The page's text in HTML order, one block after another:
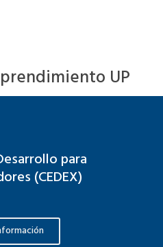
UP
para
(CEDEX)